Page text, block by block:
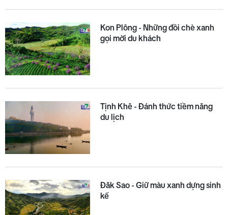
Kon Plông - Những đồi chè xanh
gọi mời du khách
Tịnh Khê - Đánh thức tiềm năng
du lịch
Đăk Sao - Giữ màu xanh dựng sinh
kế